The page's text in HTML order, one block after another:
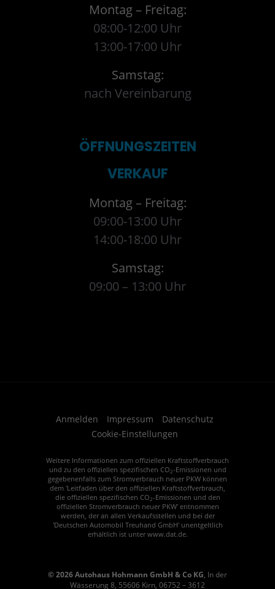
Montag – Freitag:
08:00-12:00 Uhr
13:00-17:00 Uhr
Samstag:
nach Vereinbarung
ÖFFNUNGSZEITEN
VERKAUF
Montag – Freitag:
09:00-13:00 Uhr
14:00-18:00 Uhr
Samstag:
09:00 – 13:00 Uhr
Anmelden Impressum
Datenschutz
Cookie-Einstellungen
Weitere Informationen zum offiziellen Kraftstoffverbrauch
und zu den offiziellen spezifischen CO2-Emissionen und
gegebenenfalls zum Stromverbrauch neuer PKW können
dem 'Leitfaden über den offiziellen Kraftstoffverbrauch,
die offiziellen spezifischen CO2-Emissionen und den
offiziellen Stromverbrauch neuer PKW' entnommen
werden, der an allen Verkaufsstellen und bei der
'Deutschen Automobil Treuhand GmbH' unentgeltlich
erhältlich ist unter www.dat.de.
© 2026Autohaus Hohmann GmbH & Co KG, In der
Wässerung 8, 55606 Kirn, 06752 – 3612